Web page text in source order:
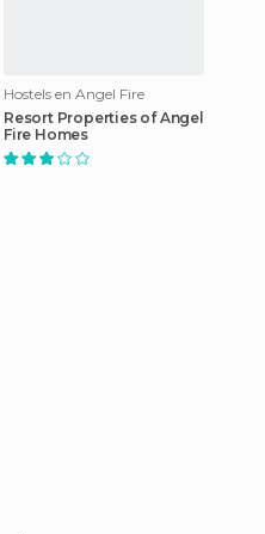
Hostels en Angel Fire
Resort Properties of Angel
Fire Homes